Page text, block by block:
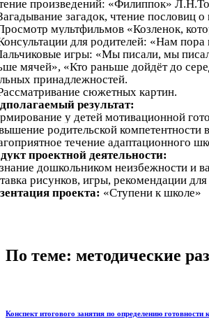
произведений: «Филиппок»
загадок, чтение пословиц о
мультфильмов «Козленок,
для родителей: «Нам
игры: «Мы писали, мы
мячей», «Кто
сюжетных картин.
результат:
у детей мотивационной
родительской компетентности
течение адаптационного
проектной деятельности:
дошкольником неизбежности и
рисунков, игры, рекомендации для
проекта: «Ступени к школе»
По теме: методические
Конспект итогового занятия по определению